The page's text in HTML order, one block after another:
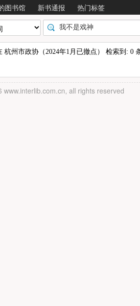
图书馆 新书通报 热门标签
杭州市政协（2024年1月已撤点） 检索到: 0
www.interlib.com.cn, all rights reserved